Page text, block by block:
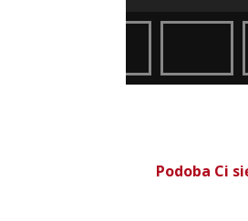
Podoba Ci